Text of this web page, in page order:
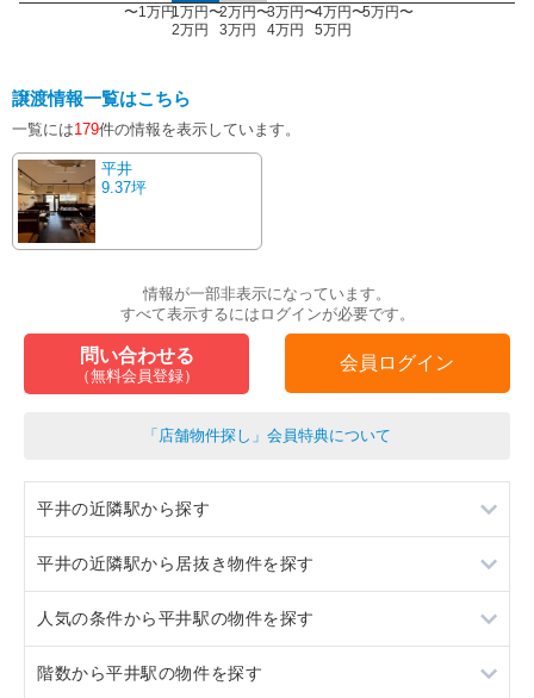
〜1万円1万円〜
2万円
2万円〜
3万円
3万円〜
4万円
4万円〜
5万円
5万円〜
譲渡情報一覧はこちら
一覧には179件の情報を表示しています。
平井
9.37坪
情報が一部非表示になっています。
すべて表示するにはログインが必要です。
問い合わせる
（無料会員登録）
会員ログイン
「店舗物件探し」会員特典について
平井の近隣駅から探す
亀戸
新小岩
錦糸町
平井の近隣駅から居抜き物件を探す
亀戸
新小岩
人気の条件から平井駅の物件を探す
居抜き
階数から平井駅の物件を探す